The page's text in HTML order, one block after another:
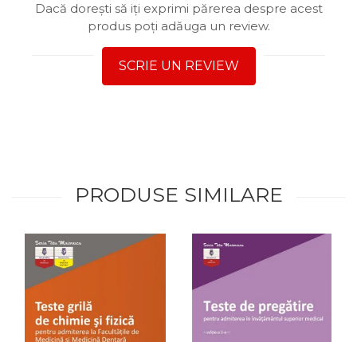
Dacă dorești să iți exprimi părerea despre acest
produs poți adăuga un review.
SCRIE UN REVIEW
PRODUSE SIMILARE